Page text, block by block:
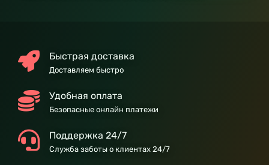
Быстрая доставка
Доставляем быстро
Удобная оплата
Безопасные онлайн платежи
Поддержка 24/7
Служба заботы о клиентах 24/7